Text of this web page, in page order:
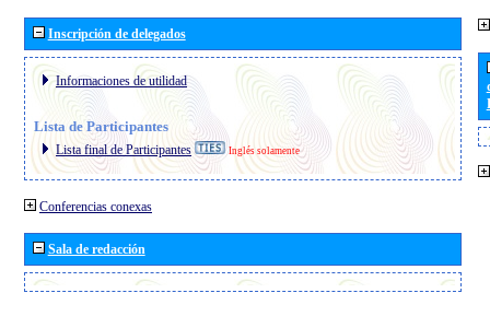
Inscripción de delegados
Informaciones de utilidad
Lista de Participantes
Lista final de Participantes Inglés solamente
Conferencias conexas
Sala de redacción